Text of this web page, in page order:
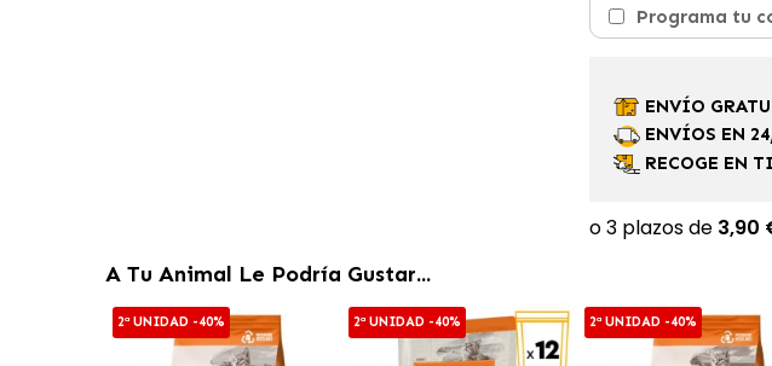
Programa tu
ENVÍO
ENVÍOS EN
RECOGE EN
A Tu Animal Le Podría Gustar...
2ª UNIDAD -40% 2ª UNIDAD -40% 2ª UNIDAD -40%